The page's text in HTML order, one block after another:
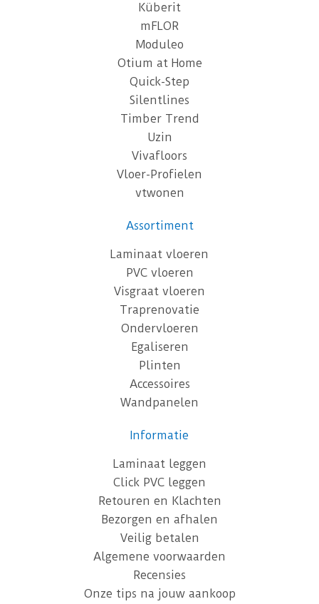
Küberit
mFLOR
Moduleo
Otium at Home
Quick-Step
Silentlines
Timber Trend
Uzin
Vivafloors
Vloer-Profielen
vtwonen
Assortiment
Laminaat vloeren
PVC vloeren
Visgraat vloeren
Traprenovatie
Ondervloeren
Egaliseren
Plinten
Accessoires
Wandpanelen
Informatie
Laminaat leggen
Click PVC leggen
Retouren en Klachten
Bezorgen en afhalen
Veilig betalen
Algemene voorwaarden
Recensies
Onze tips na jouw aankoop